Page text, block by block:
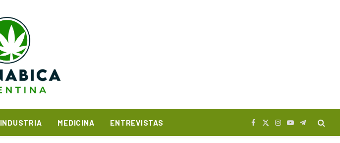
INDUSTRIA MEDICINA ENTREVISTAS Facebook
X
(Twitter)
Instagram
YouTubeTelegram